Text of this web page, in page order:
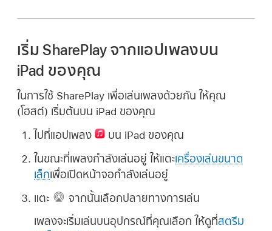
เริ่ม SharePlay จากแอปเพลงบน
iPad ของคุณ
ในการใช้ SharePlay เพื่อเล่นเพลงด้วยกัน ให้คุณ
(โฮสต์) เริ่มต้นบน iPad ของคุณ
ไปที่แอปเพลง บน iPad ของคุณ
ในขณะที่เพลงกำลังเล่นอยู่ ให้แตะเครื่องเล่นขนาด
เล็กเพื่อเปิดหน้าจอกำลังเล่นอยู่
แตะ จากนั้นเลือกปลายทางการเล่น
เพลงจะเริ่มเล่นบนอุปกรณ์ที่คุณเลือก ให้ดูที่สตรีม